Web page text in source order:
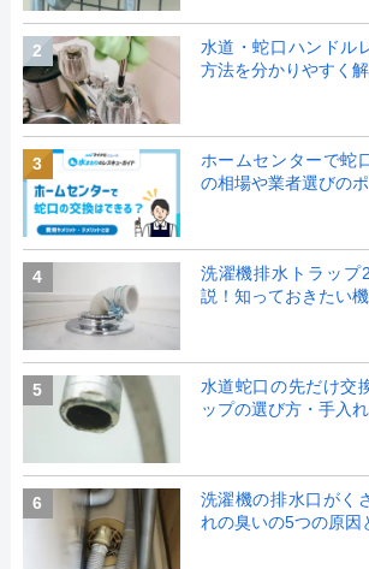
2
水道・蛇口ハンドル
方法を分かりやすく
3
ホームセンターで蛇
の相場や業者選びの
4
洗濯機排水トラップ
説！知っておきたい
5
水道蛇口の先だけ交
ップの選び方・手入れ
6
洗濯機の排水口がく
れの臭いの5つの原因